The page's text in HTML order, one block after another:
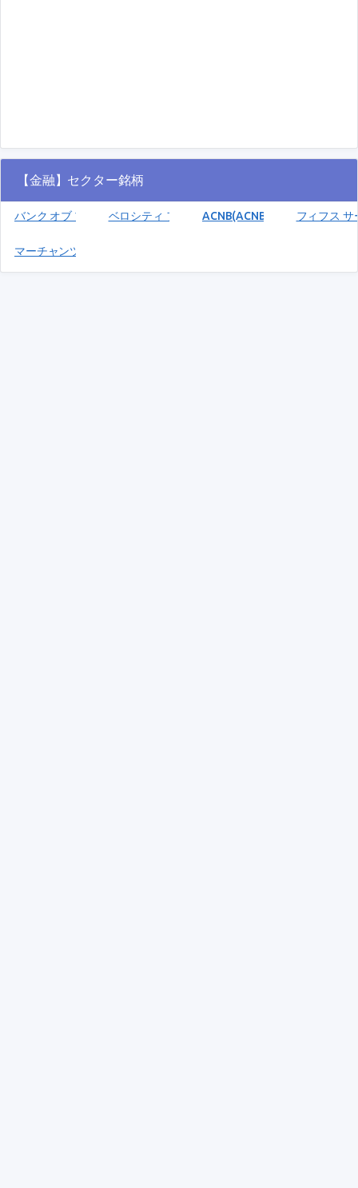
【金融】セクター銘柄
バンク オブ プリンストン(BPRN)ベロシティ ファイナンシャル(VEL)
ACNB(ACNB) フィフス
マーチャンツ バンコープ(MBIN)